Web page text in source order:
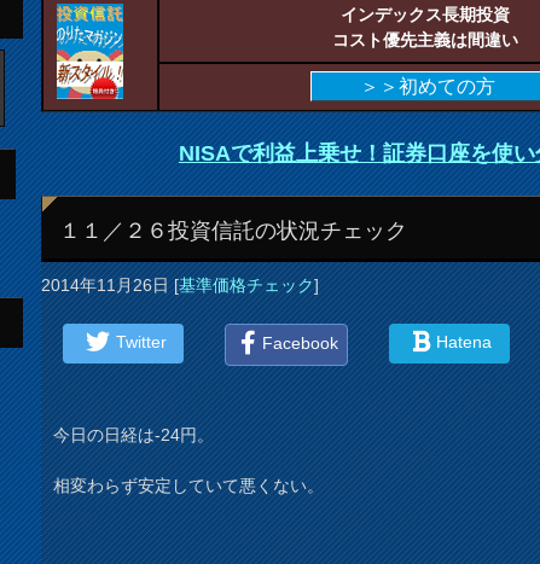
インデックス長期投資
コスト優先主義は間違い
＞＞初めての方
NISAで利益上乗せ！証券口座を使い
１１／２６投資信託の状況チェック
2014年11月26日[基準価格チェック]
Twitter Facebook Hatena
今日の日経は-24円。
相変わらず安定していて悪くない。